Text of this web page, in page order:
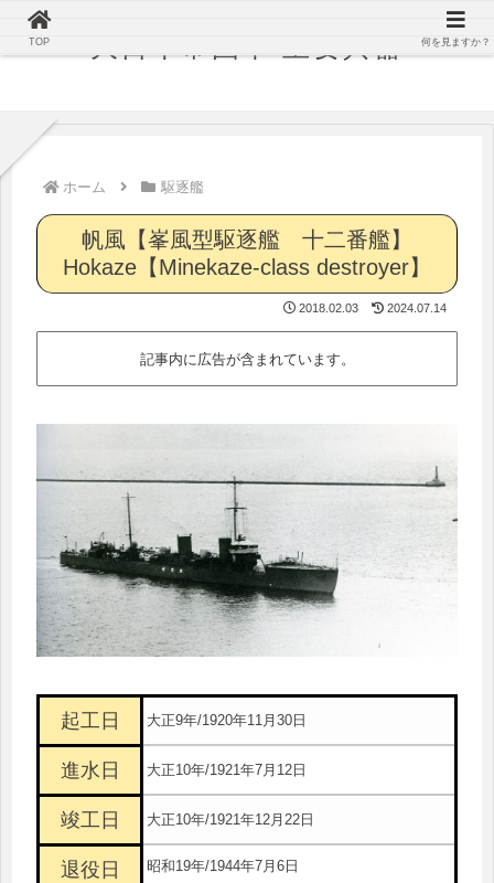
ホーム 駆逐艦
帆風【峯風型駆逐艦 十二番艦】
Hokaze【Minekaze-class destroyer】
2018.02.03 2024.07.14
記事内に広告が含まれています。
起工日 大正9年/1920年11月30日
進水日 大正10年/1921年7月12日
竣工日 大正10年/1921年12月22日
退役日
昭和19年/1944年7月6日
TOP 何を見ますか？